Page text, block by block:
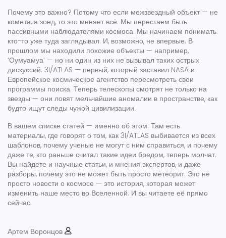
Почему это важно? Потому что если межзвездный объект — не
комета, а зонд, то это меняет всё. Мы перестаем быть
пассивными наблюдателями космоса. Мы начинаем понимать:
кто-то уже туда заглядывал. И, возможно, не впервые. В
прошлом мы находили похожие объекты — например,
‘Оумуамуа’ — но ни один из них не вызывал таких острых
дискуссий. 3I/ATLAS — первый, который заставил NASA и
Европейское космическое агентство пересмотреть свои
программы поиска. Теперь телескопы смотрят не только на
звезды — они ловят мельчайшие аномалии в пространстве, как
будто ищут следы чужой цивилизации.
В вашем списке статей — именно об этом. Там есть
материалы, где говорят о том, как 3I/ATLAS выбивается из всех
шаблонов, почему ученые не могут с ним справиться, и почему
даже те, кто раньше считал такие идеи бредом, теперь молчат.
Вы найдете и научные статьи, и мнения экспертов, и даже
разборы, почему это не может быть просто метеорит. Это не
просто новости о космосе — это история, которая может
изменить наше место во Вселенной. И вы читаете её прямо
сейчас.
Артем Воронцов